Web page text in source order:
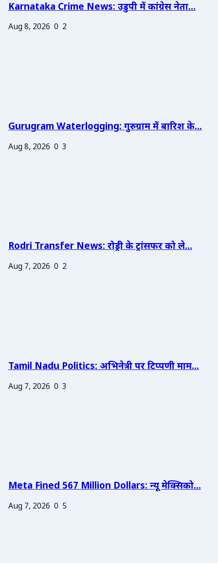
Karnataka Crime News: उडुपी में कांग्रेस नेता...
Aug 8, 2026 0 2
Gurugram Waterlogging: गुरुग्राम में बारिश के...
Aug 8, 2026 0 3
Rodri Transfer News: रोड्री के ट्रांसफर को ले...
Aug 7, 2026 0 2
Tamil Nadu Politics: अभिनेत्री पर टिप्पणी माम...
Aug 7, 2026 0 3
Meta Fined 567 Million Dollars: न्यू मेक्सिको...
Aug 7, 2026 0 5